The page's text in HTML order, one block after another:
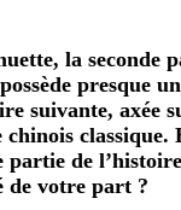
la seconde
presque
suivante, axée
chinois classique.
de
de votre part ?